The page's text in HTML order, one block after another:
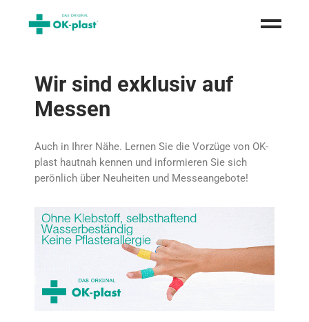
Wir sind exklusiv auf
Messen
Auch in Ihrer Nähe. Lernen Sie die Vorzüge von OK-
plast hautnah kennen und informieren Sie sich
perönlich über Neuheiten und Messeangebote!